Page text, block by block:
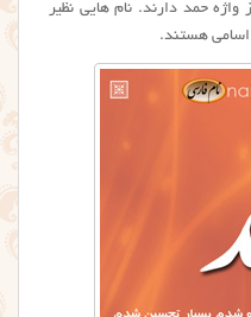
حمد دارند. نام هایی نظیر
اسامی هستند.